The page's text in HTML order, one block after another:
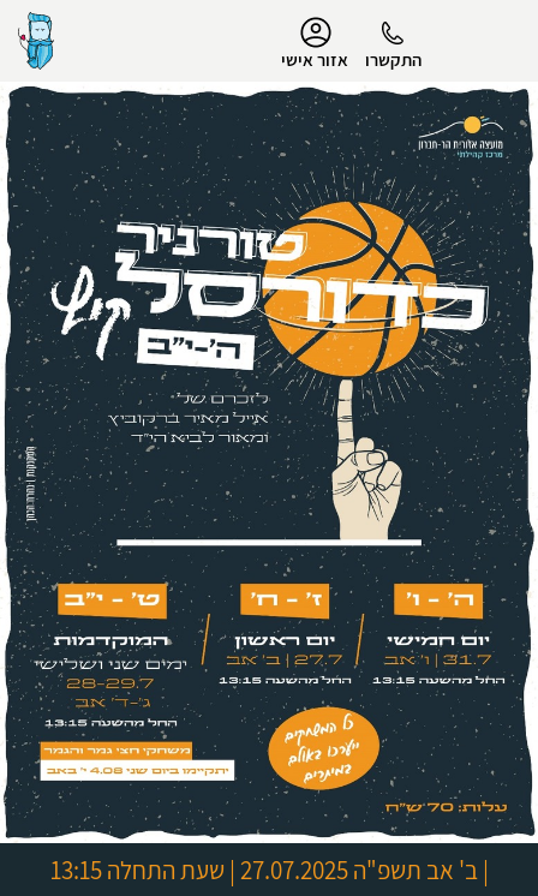
התקשרו אזור אישי
הפרופיל שלי
התנתק
|ב' אב תשפ"ה 27.07.2025 | שעת התחלה 13:15